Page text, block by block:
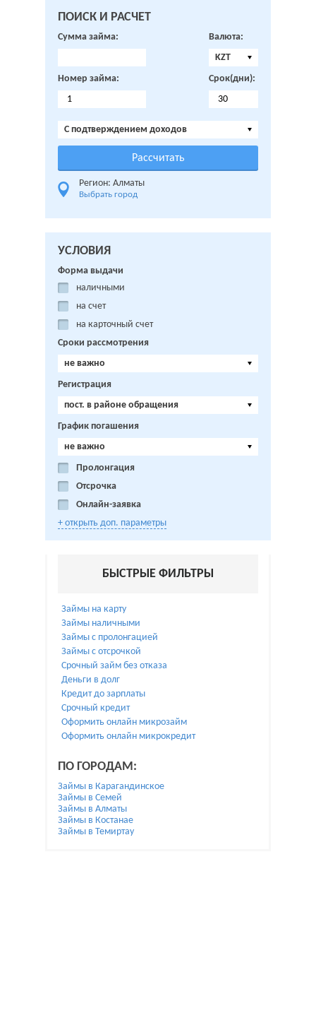
ПОИСК И РАСЧЕТ
Сумма займа:
Валюта:
KZT
Номер займа:
Срок(дни):
C подтверждением доходов
Регион: Алматы
Выбрать город
УСЛОВИЯ
Форма выдачи
наличными
на счет
на карточный счет
Сроки рассмотрения
не важно
Регистрация
пост. в районе обращения
График погашения
не важно
Пролонгация
Отсрочка
Онлайн-заявка
+ открыть доп. параметры
БЫСТРЫЕ ФИЛЬТРЫ
Займы на карту
Займы наличными
Займы с пролонгацией
Займы с отсрочкой
Срочный займ без отказа
Деньги в долг
Кредит до зарплаты
Срочный кредит
Оформить онлайн микрозайм
Оформить онлайн микрокредит
ПО ГОРОДАМ:
Займы в Карагандинское
Займы в Семей
Займы в Алматы
Займы в Костанае
Займы в Темиртау